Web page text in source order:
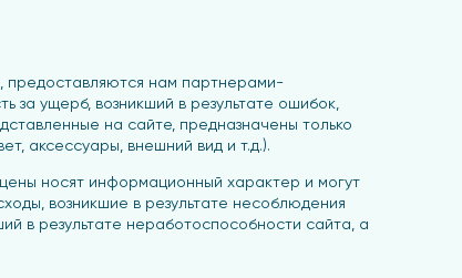
предоставляются нам партнерами-
за ущерб, возникший в результате ошибок,
на сайте, предназначены только
аксессуары, внешний вид и т.д.).
носят информационный характер и могут
возникшие в результате несоблюдения
в результате неработоспособности сайта, а